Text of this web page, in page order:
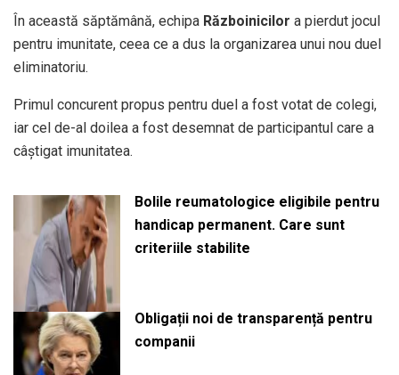
În această săptămână, echipa Războinicilor a pierdut jocul
pentru imunitate, ceea ce a dus la organizarea unui nou duel
eliminatoriu.
Primul concurent propus pentru duel a fost votat de colegi,
iar cel de-al doilea a fost desemnat de participantul care a
câștigat imunitatea.
Bolile reumatologice eligibile pentru
handicap permanent. Care sunt
criteriile stabilite
Obligații noi de transparență pentru
companii